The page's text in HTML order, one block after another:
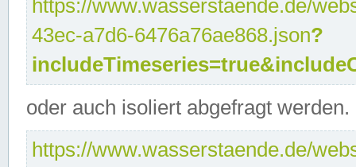
https://www.wasserstaende.de/
43ec-a7d6-6476a76ae868.json?
oder auch isoliert abgefragt werden.
https://www.wasserstaende.de/